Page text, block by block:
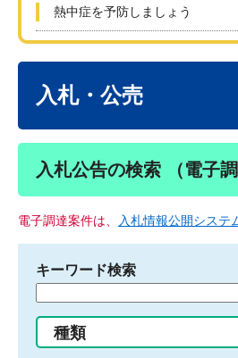
熱中症を予防しましょう
入札・公売
入札公告の検索 （電子調
電子調達案件は、 入札情報公開システ
キーワード検索
る
種類